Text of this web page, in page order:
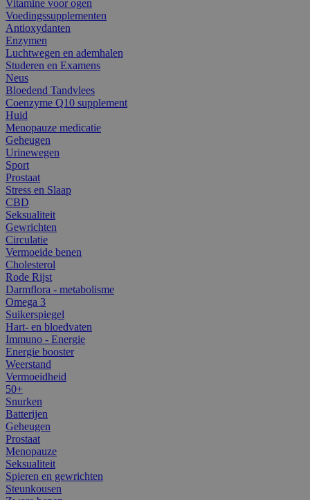
Vitamine voor ogen
Voedingssupplementen
Antioxydanten
Enzymen
Luchtwegen en ademhalen
Studeren en Examens
Neus
Bloedend Tandvlees
Coenzyme Q10 supplement
Huid
Menopauze medicatie
Geheugen
Urinewegen
Sport
Prostaat
Stress en Slaap
CBD
Seksualiteit
Gewrichten
Circulatie
Vermoeide benen
Cholesterol
Rode Rijst
Darmflora - metabolisme
Omega 3
Suikerspiegel
Hart- en bloedvaten
Immuno - Energie
Energie booster
Weerstand
Vermoeidheid
50+
Snurken
Batterijen
Geheugen
Prostaat
Menopauze
Seksualiteit
Spieren en gewrichten
Steunkousen